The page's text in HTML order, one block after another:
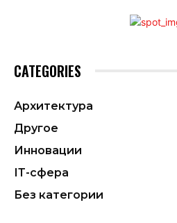
CATEGORIES
Архитектура
Другое
Инновации
ІТ-сфера
Без категории